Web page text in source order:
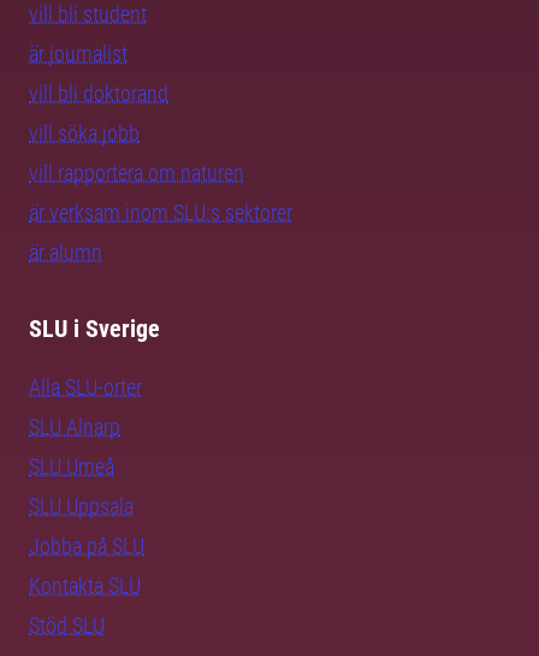
vill bli student
är journalist
vill bli doktorand
vill söka jobb
vill rapportera om naturen
är verksam inom SLU:s sektorer
är alumn
SLU i Sverige
Alla SLU-orter
SLU Alnarp
SLU Umeå
SLU Uppsala
Jobba på SLU
Kontakta SLU
Stöd SLU